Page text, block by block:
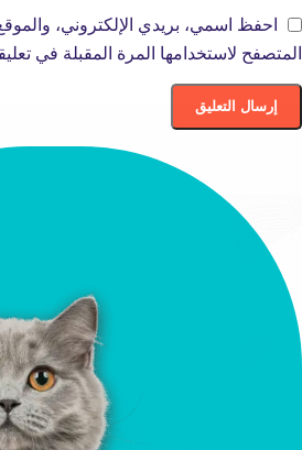
احفظ اسمي، بريدي الإلكتروني،
المتصفح لاستخدامها المرة المقبلة في